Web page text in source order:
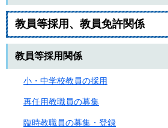
教員等採用、教員免許関係
教員等採用関係
小・中学校教員の採用
再任用教職員の募集
臨時教職員の募集・登録